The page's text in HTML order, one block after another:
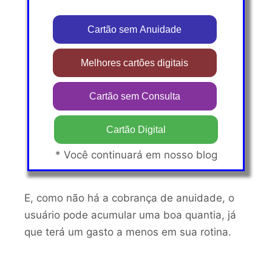
Cartão sem Anuidade
Melhores cartões digitais
Cartão sem Consulta
Cartão Digital
* Você continuará em nosso blog
E, como não há a cobrança de anuidade, o
usuário pode acumular uma boa quantia, já
que terá um gasto a menos em sua rotina.